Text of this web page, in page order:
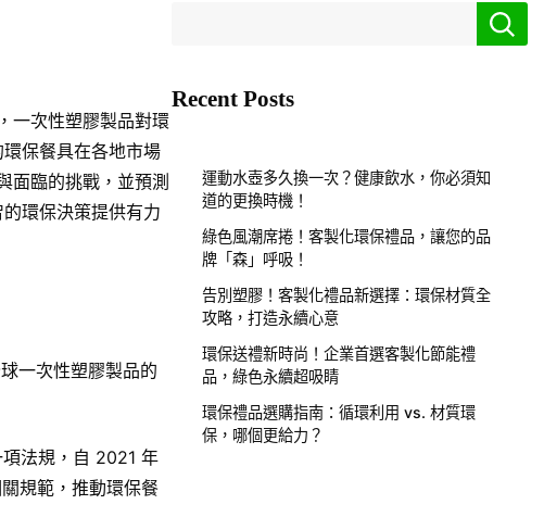
一次性塑膠製品對環
保餐具在各地市場
面臨的挑戰，並預測
環保決策提供有力
一次性塑膠製品的
法規，自 2021 年
規範，推動環保餐
Recent Posts
運動水壺多久換一次？健康飲水，你必須知
道的更換時機！
綠色風潮席捲！客製化環保禮品，讓您的品
牌「森」呼吸！
告別塑膠！客製化禮品新選擇：環保材質全
攻略，打造永續心意
環保送禮新時尚！企業首選客製化節能禮
品，綠色永續超吸睛
環保禮品選購指南：循環利用 vs. 材質環
保，哪個更給力？